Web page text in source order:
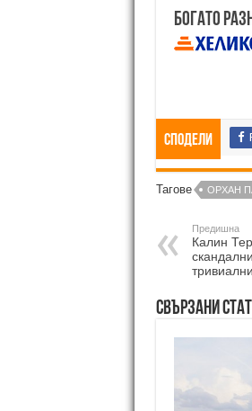
Богато
Сподели
Тагове ОРХАН
Предишна
Калин
тривиални
Свързани